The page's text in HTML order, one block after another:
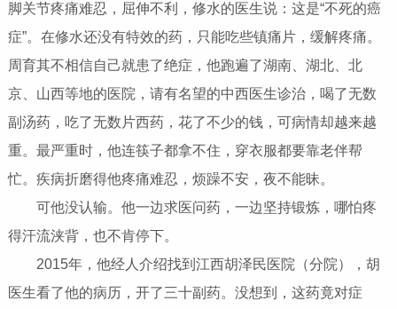
脚关节疼痛难忍，屈伸不利，修水的医生说：这是“不死的癌
症”。在修水还没有特效的药，只能吃些镇痛片，缓解疼痛。
周育其不相信自己就患了绝症，他跑遍了湖南、湖北、北
京、山西等地的医院，请有名望的中西医生诊治，喝了无数
副汤药，吃了无数片西药，花了不少的钱，可病情却越来越
重。最严重时，他连筷子都拿不住，穿衣服都要靠老伴帮
忙。疾病折磨得他疼痛难忍，烦躁不安，夜不能昧。
可他没认输。他一边求医问药，一边坚持锻炼，哪怕疼
得汗流浃背，也不肯停下。
2015年，他经人介绍找到江西胡泽民医院（分院），胡
医生看了他的病历，开了三十副药。没想到，这药竟对症